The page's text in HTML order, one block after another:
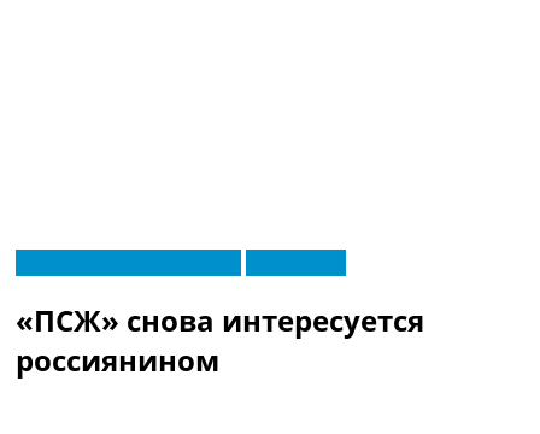
МенюНовости футбола
Видео
Трансферы
«ПСЖ» снова интересуется
россиянином